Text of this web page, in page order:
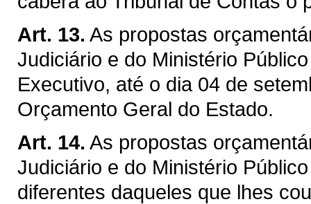
Art. 13. As propostas
Judiciário e do Ministério
Executivo, até o dia 04 de
Orçamento Geral do Estado.
Art. 14. As propostas
Judiciário e do Ministério
diferentes daqueles que lhes